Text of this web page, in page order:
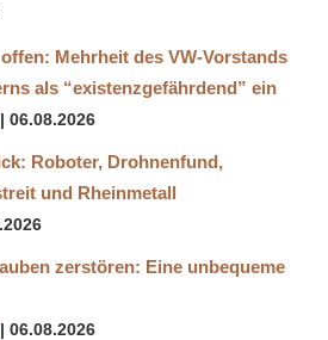
Mehrheit des VW-Vorstands
als “existenzgefährdend” ein
06.08.2026
Roboter, Drohnenfund,
und Rheinmetall
zerstören: Eine unbequeme
06.08.2026